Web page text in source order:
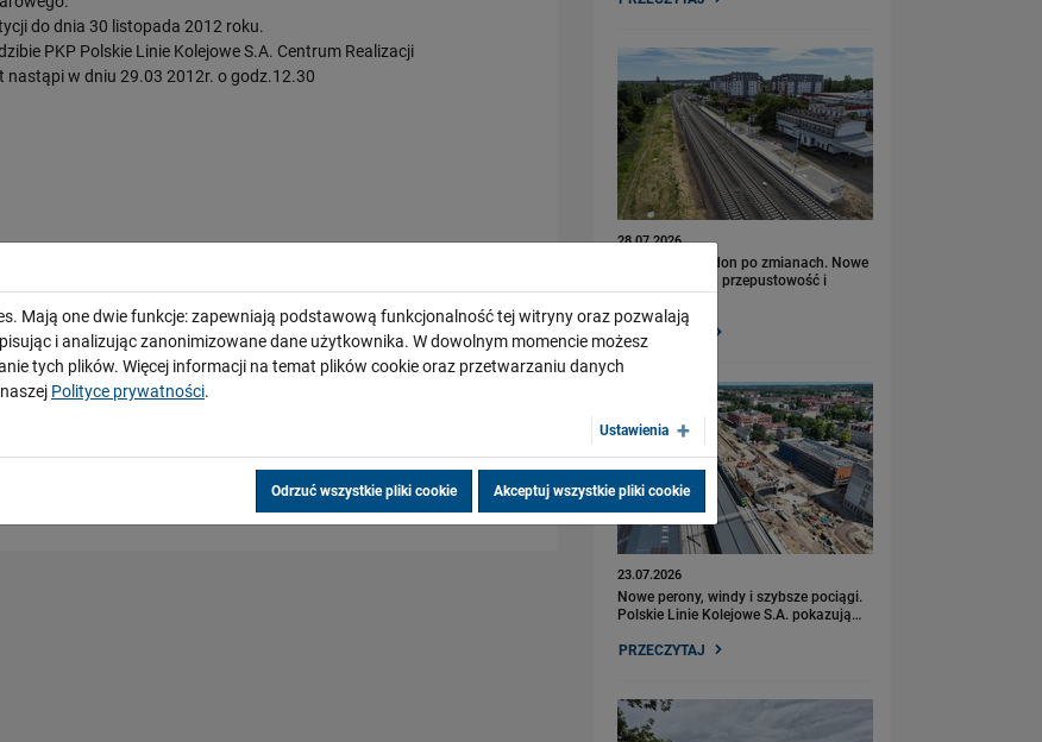
do dnia 30 listopada 2012 roku.
PKP Polskie Linie Kolejowe S.A. Centrum Realizacji
nastąpi w dniu 29.03 2012r. o godz.12.30
28.07.2026
Bydgoszcz Fordon po zmianach. Nowe
perony, większa przepustowość i
PRZECZYTAJ
23.07.2026
Nowe perony, windy i szybsze pociągi.
Polskie Linie Kolejowe S.A. pokazują…
PRZECZYTAJ
Mają one dwie funkcje: zapewniają podstawową funkcjonalność tej witryny oraz pozwalają
i analizując zanonimizowane dane użytkownika. W dowolnym momencie możesz
tych plików. Więcej informacji na temat plików cookie oraz przetwarzaniu danych
Polityce prywatności.
Ustawienia
Odrzuć wszystkie pliki cookie Akceptuj wszystkie pliki cookie